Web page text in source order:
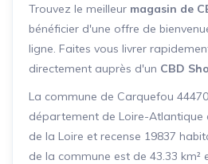
Trouvez le meilleur magasin de
bénéficier d'une offre de
ligne. Faites vous livrer
directement auprès d'un CBD
La commune de Carquefou
département de Loire-Atlantique
de la Loire et recense 19837
de la commune est de 43.33 km²